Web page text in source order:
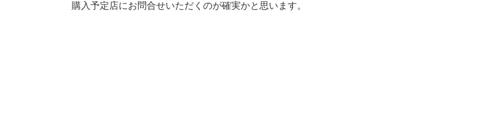
購入予定店にお問合せいただくのが確実かと思います。